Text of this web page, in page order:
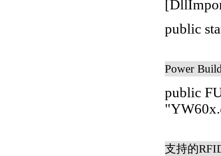
public
Power
public
支持的